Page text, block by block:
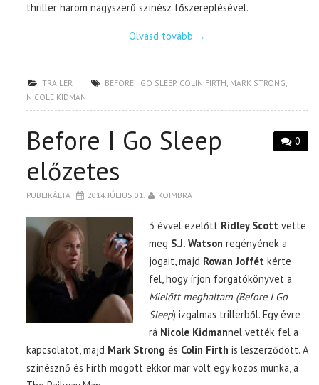
thriller három nagyszerű színész főszereplésével.
Olvasd tovább →
TRAILER BEFORE I GO SLEEP, COLIN FIRTH, MARK STRONG,
NICOLE KIDMAN
0
Before I Go Sleep
előzetes
PUBLIKÁLTA 2014. JÚLIUS 01. KOIMBRA
3 évvel ezelőtt Ridley Scott vette
meg S.J. Watson regényének a
jogait, majd Rowan Joffét kérte
fel, hogy írjon forgatókönyvet a
Mielőtt meghaltam (Before I Go
Sleep) izgalmas trillerből. Egy évre
rá Nicole Kidmannel vették fel a
kapcsolatot, majd Mark Strong és Colin Firth is leszerződött. A
színésznő és Firth mögött ekkor már volt egy közös munka, a